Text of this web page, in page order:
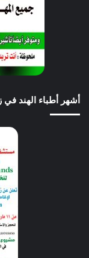
أشهر أطباء الهند